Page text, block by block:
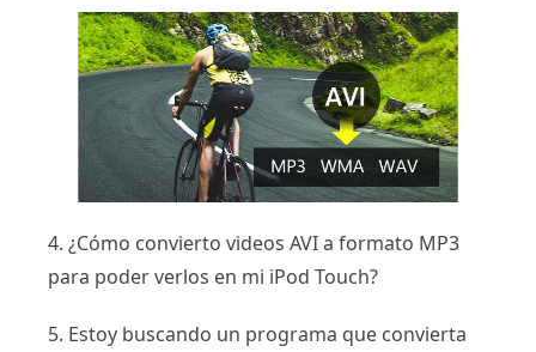
4. ¿Cómo convierto videos AVI a formato MP3
para poder verlos en mi iPod Touch?
5. Estoy buscando un programa que convierta